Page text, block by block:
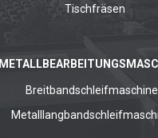
Tischfräsen